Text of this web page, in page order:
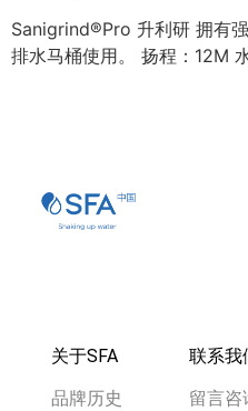
Sanigrind®Pro 升利研 拥有
排水马桶使用。 扬程：12M
关于SFA
品牌历史
联系我
留言咨